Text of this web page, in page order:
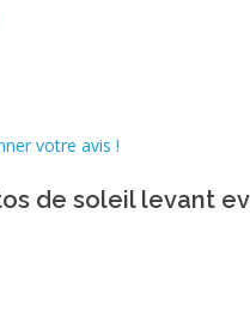
votre avis !
de soleil levant